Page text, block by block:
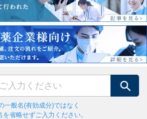
検索
一般名(有効成分)ではなく
を省略せずご入力ください。